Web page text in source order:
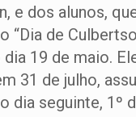
e dos alunos,
“Dia de
19 de maio.
31 de julho,
dia seguinte, 1º